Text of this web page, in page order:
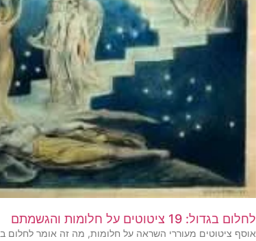
לחלום בגדול: 19 ציטוטים על חלומות והגשמתם
אוסף ציטוטים מעוררי השראה על חלומות, מה זה אומר לחלום